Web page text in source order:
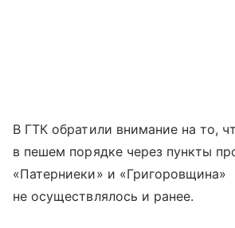
В ГТК обратили внимание на то,
в пешем порядке через пункты
«Патерниеки» и «Григоровщина»
не осуществлялось и ранее.